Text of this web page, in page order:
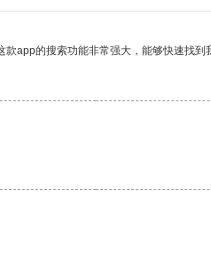
app的搜索功能非常强大，能够快速找到